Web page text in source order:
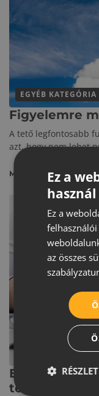
EGYÉB KATEGÓRIA
Figyelemre
A tető legfontosabb
azt, hogy nem lehet
MEGNÉZEM
EGYÉB KATEGÓRIA
Ezeket
Ez a
használ
Ez a
az összes